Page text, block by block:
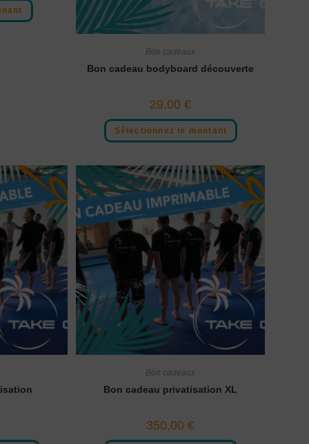
Bon cadeaux
Bon cadeau bodyboard découverte
29,00€
Sélectionnez le montant
Bon cadeaux
Bon cadeau privatisation XL
350,00€